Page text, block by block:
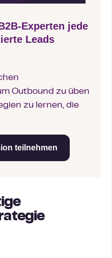
Experten jede
Leads
Outbound zu üben
zu lernen, die
teilnehmen